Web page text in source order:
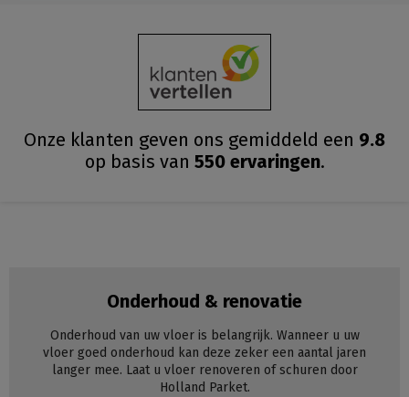
Onze klanten geven ons gemiddeld een 9.8
op basis van 550ervaringen.
Onderhoud & renovatie
Onderhoud van uw vloer is belangrijk. Wanneer u uw
vloer goed onderhoud kan deze zeker een aantal jaren
langer mee. Laat u vloer renoveren of schuren door
Holland Parket.